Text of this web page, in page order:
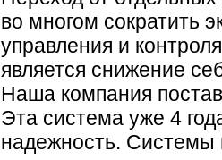
во многом сократить
управления и
является снижение
Наша компания
Эта система уже 4
надежность. Системы